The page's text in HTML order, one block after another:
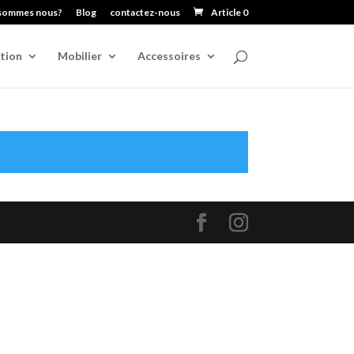
nous? Blog contactez-nous Article 0
Mobilier Accessoires